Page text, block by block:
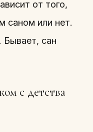
от того,
саном или нет.
Бывает, сан
с детства